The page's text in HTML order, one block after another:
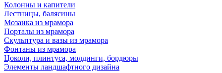
Колонны и капители
Лестницы, балясины
Мозаика из мрамора
Порталы из мрамора
Скульптура и вазы из мрамора
Фонтаны из мрамора
Цоколи, плинтуса, молдинги, бордюры
Элементы ландшафтного дизайна